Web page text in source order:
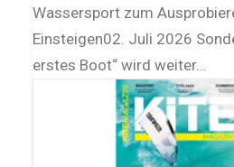
Wassersport zum
Einsteigen02. Juli 2026
erstes Boot“ wird weiter…